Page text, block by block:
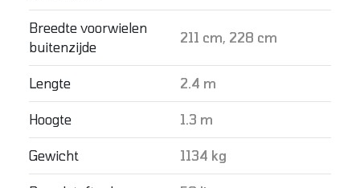
Breedte voorwielen
buitenzijde
211 cm, 228 cm
Lengte 2.4 m
Hoogte 1.3 m
Gewicht 1134 kg